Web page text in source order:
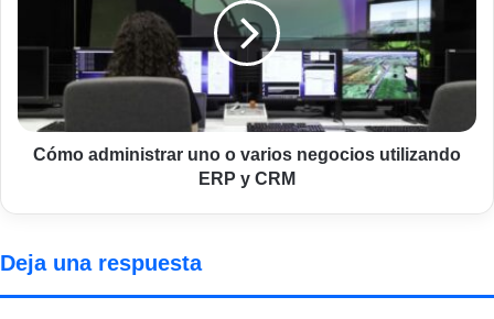
negocios
utilizando
ERP
y
CRM
Cómo administrar uno o varios negocios utilizando
ERP y CRM
Deja una respuesta